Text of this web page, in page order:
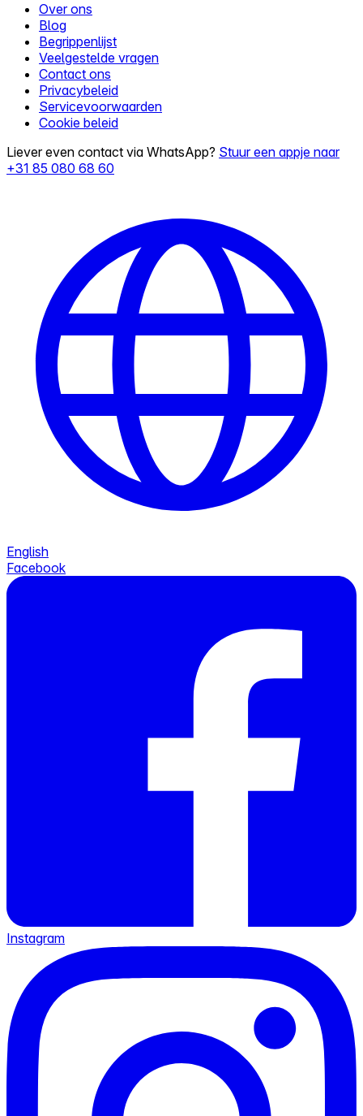
Over ons
Blog
Begrippenlijst
Veelgestelde vragen
Contact ons
Privacybeleid
Servicevoorwaarden
Cookie beleid
Liever even contact via WhatsApp? Stuur een appje naar
+31 85 080 68 60
English
Facebook
Instagram